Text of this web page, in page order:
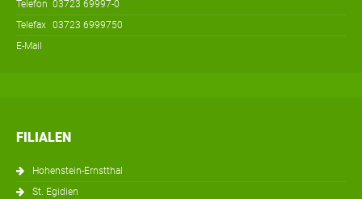
Telefon 03723 69997-0
Telefax 03723 6999750
E-Mail
FILIALEN
Hohenstein-Ernstthal
St. Egidien